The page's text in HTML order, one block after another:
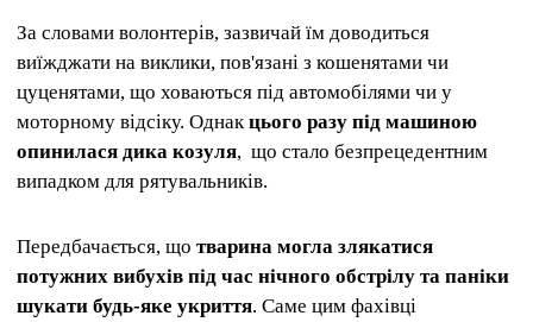
За словами волонтерів, зазвичай їм доводиться
виїжджати на виклики, пов'язані з кошенятами чи
цуценятами, що ховаються під автомобілями чи у
моторному відсіку. Однак цього разу під машиною
опинилася дика козуля, що стало безпрецедентним
випадком для рятувальників.
Передбачається, що тварина могла злякатися
потужних вибухів під час нічного обстрілу та паніки
шукати будь-яке укриття. Саме цим фахівці